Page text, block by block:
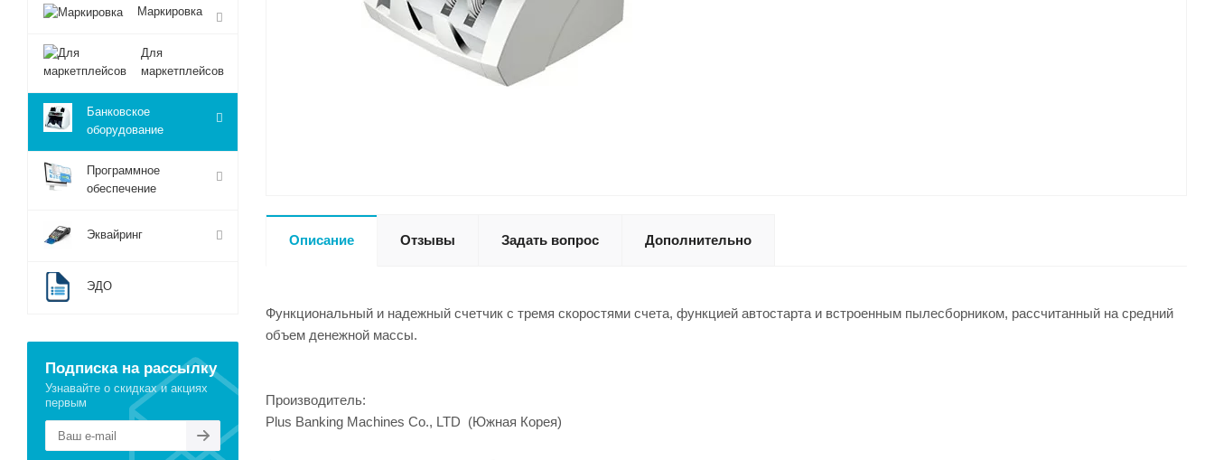
Описание Отзывы Задать вопрос Дополнительно
Функциональный и надежный счетчик с тремя скоростями счета, функцией автостарта и встроенным пылесборником, рассчитанный на средний
объем денежной массы.
Производитель:
Plus Banking Machines Co., LTD (Южная Корея)
Маркировка
Для
маркетплейсов
Банковское
оборудование
Программное
обеспечение
Эквайринг
ЭДО
Подписка на рассылку
Узнавайте о скидках и акциях
первым